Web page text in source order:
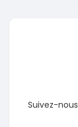
Suivez-